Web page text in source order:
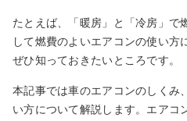
たとえば、「暖房」と「冷房」で
して燃費のよいエアコンの使い方
ぜひ知っておきたいところです。
本記事では車のエアコンのしくみ
い方について解説します。エアコ